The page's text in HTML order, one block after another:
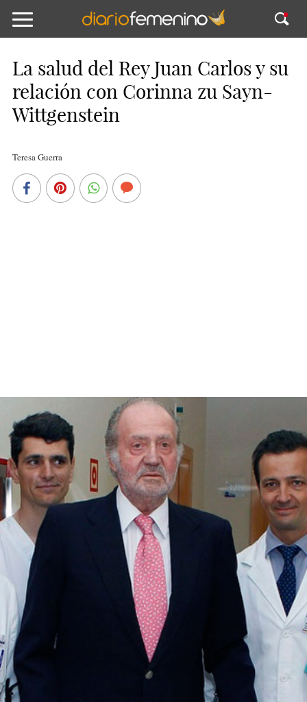
La salud del Rey Juan Carlos y su
relación con Corinna zu Sayn-
Wittgenstein
Teresa Guerra